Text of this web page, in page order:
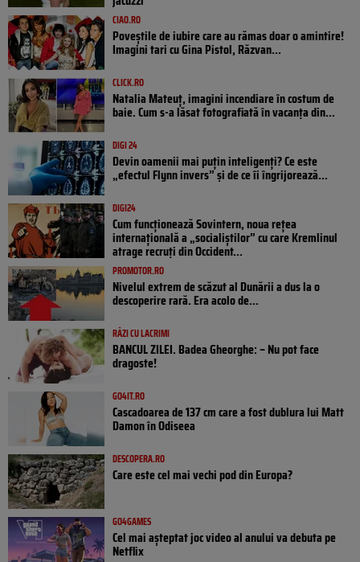
CIAO.RO
Poveştile de iubire care au rămas doar o amintire!
Imagini tari cu Gina Pistol, Răzvan...
CLICK.RO
Natalia Mateuț, imagini incendiare în costum de
baie. Cum s-a lăsat fotografiată în vacanța din...
DIGI 24
Devin oamenii mai puțin inteligenți? Ce este
„efectul Flynn invers” și de ce îi îngrijorează...
DIGI24
Cum funcționează Sovintern, noua rețea
internațională a „socialiștilor” cu care Kremlinul
atrage recruți din Occident...
PROMOTOR.RO
Nivelul extrem de scăzut al Dunării a dus la o
descoperire rară. Era acolo de...
RÂZI CU LACRIMI
BANCUL ZILEI. Badea Gheorghe: – Nu pot face
dragoste!
GO4IT.RO
Cascadoarea de 137 cm care a fost dublura lui Matt
Damon în Odiseea
DESCOPERA.RO
Care este cel mai vechi pod din Europa?
GO4GAMES
Cel mai așteptat joc video al anului va debuta pe
Netflix